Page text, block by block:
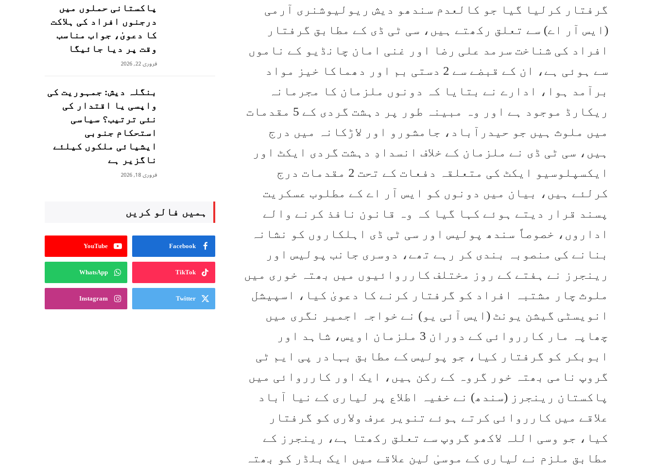
گرفتار کرلیا گیا جو کالعدم سندھو دیش ریولیوشنری آرمی
(ایس آر اے) سے تعلق رکھتے ہیں، سی ٹی ڈی کے مطابق گرفتار
افراد کی شناخت سرمد علی رضا اور غنی امان چانڈیو کے ناموں
سے ہوئی ہے، ان کے قبضے سے 2 دستی بم اور دھماکا خیز مواد
برآمد ہوا، ادارے نے بتایا کہ دونوں ملزمان کا مجرمانہ
ریکارڈ موجود ہے اور وہ مبینہ طور پر دہشت گردی کے 5 مقدمات
میں ملوث ہیں جو حیدرآباد، جامشورو اور لاڑکانہ میں درج
ہیں، سی ٹی ڈی نے ملزمان کے خلاف انسدادِ دہشت گردی ایکٹ اور
ایکسپلوسیو ایکٹ کی متعلقہ دفعات کے تحت 2 مقدمات درج
کرلئے ہیں، بیان میں دونوں کو ایس آر اے کے مطلوب عسکریت
پسند قرار دیتے ہوئے کہا گیا کہ وہ قانون نافذ کرنے والے
اداروں، خصوصاً سندھ پولیس اور سی ٹی ڈی اہلکاروں کو نشانہ
بنانے کی منصوبہ بندی کر رہے تھے، دوسری جانب پولیس اور
رینجرز نے ہفتے کے روز مختلف کارروائیوں میں بھتہ خوری میں
ملوث چار مشتبہ افراد کو گرفتار کرنے کا دعویٰ کیا، اسپیشل
انویسٹی گیشن یونٹ (ایس آئی یو) نے خواجہ اجمیر نگری میں
چھاپہ مار کارروائی کے دوران 3 ملزمان اویس، شاہد اور
ابوبکر کو گرفتار کیا، جو پولیس کے مطابق بہادر پی ایم ٹی
گروپ نامی بھتہ خور گروہ کے رکن ہیں، ایک اور کارروائی میں
پاکستان رینجرز (سندھ) نے خفیہ اطلاع پر لیاری کے نیا آباد
علاقے میں کارروائی کرتے ہوئے تنویر عرف ولاری کو گرفتار
کیا، جو وسی اللہ لاکھو گروپ سے تعلق رکھتا ہے، رینجرز کے
مطابق ملزم نے لیاری کے موسیٰ لین علاقے میں ایک بلڈر کو بھتہ
پاکستانی حملوں میں
درجنوں افراد کی ہلاکت
کا دعویٰ، جواب مناسب
وقت پر دیا جائیگا
فروری 22, 2026
بنگلہ دیش: جمہوریت کی
واپسی یا اقتدار کی
نئی ترتیب؟ سیاسی
استحکام جنوبی
ایشیائی ملکوں کیلئے
ناگزیر ہے
فروری 18, 2026
ہمیں فالو کریں
Facebook
YouTube
TikTok
WhatsApp
Twitter
Instagram